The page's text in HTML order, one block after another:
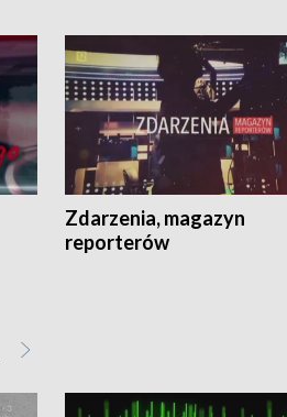
Zdarzenia, magazyn
reporterów